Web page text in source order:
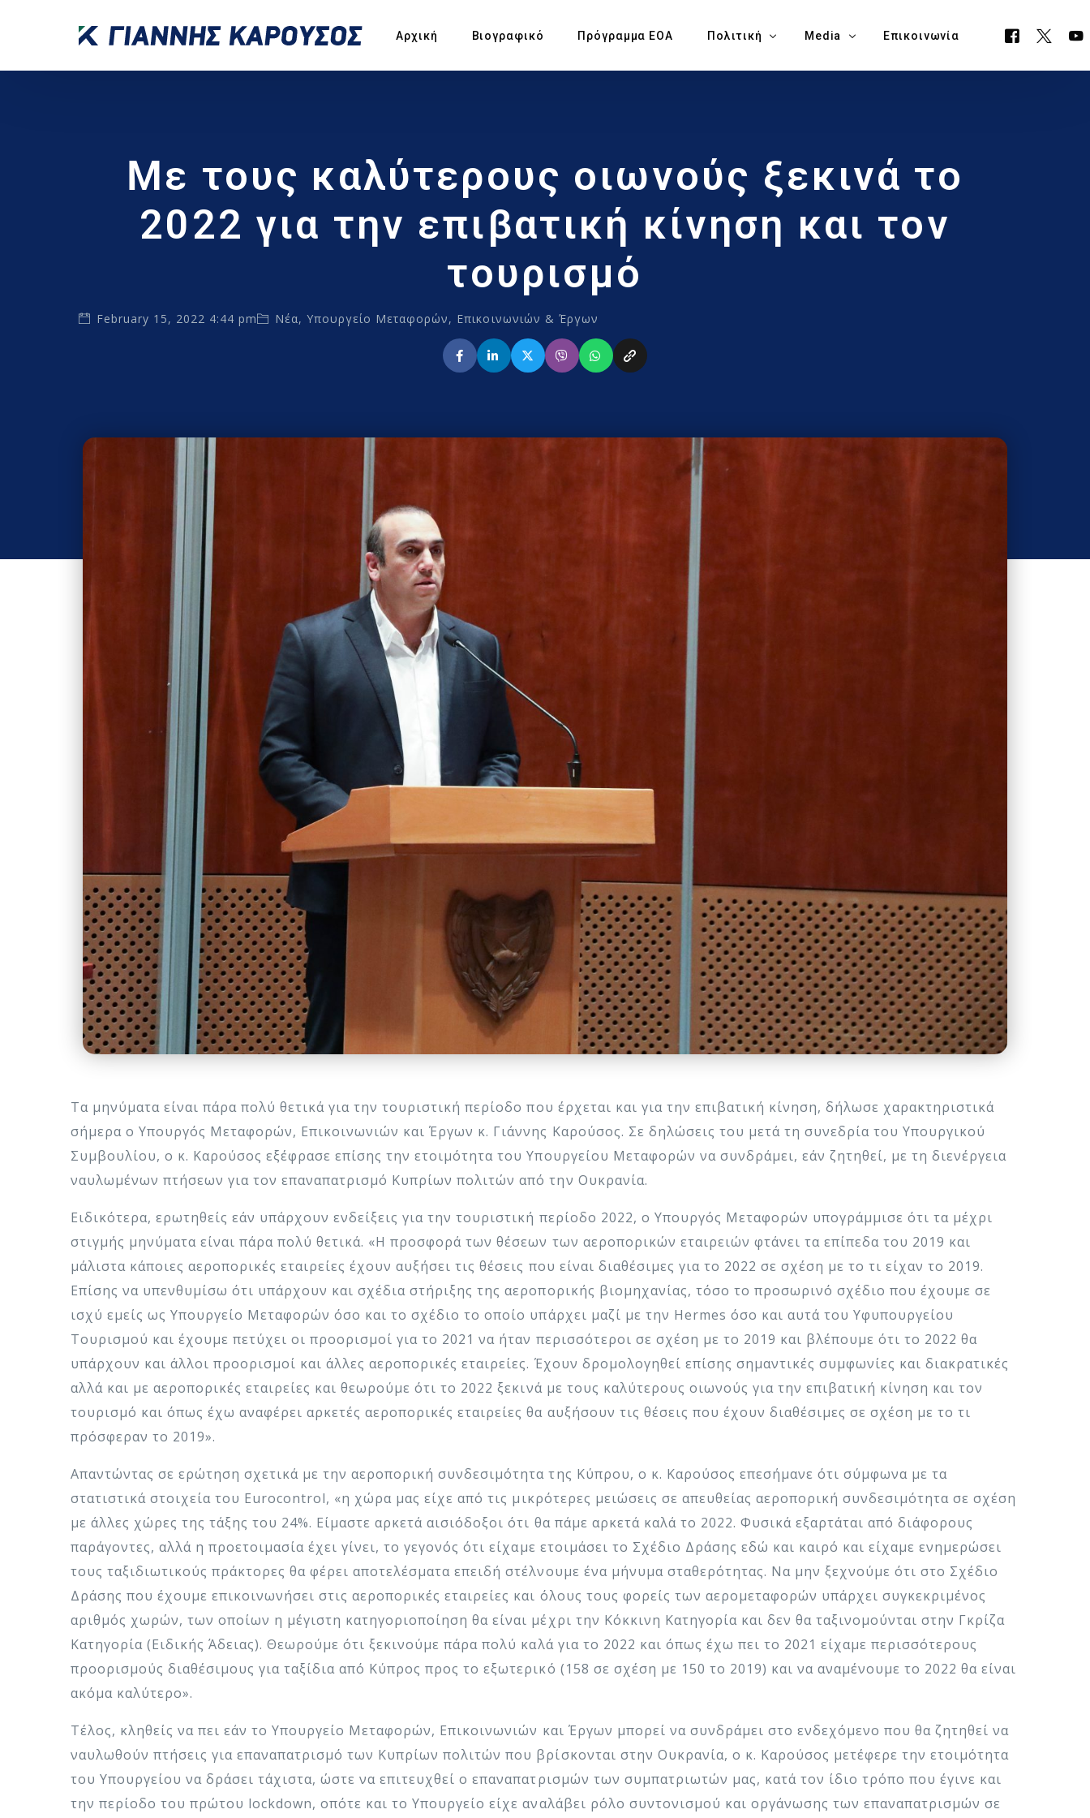
Αρχική Βιογραφικό Πρόγραμμα ΕΟΑ Πολιτική
Υπουργείο Μεταφορών, Επικοινωνιών & Έργων
Media Επικοινωνία
Με τους καλύτερους οιωνούς ξεκινά το
2022 για την επιβατική κίνηση και τον
τουρισμό
February 15, 2022 4:44 pm Νέα,Υπουργείο Μεταφορών, Επικοινωνιών & Έργων
Τα μηνύματα είναι πάρα πολύ θετικά για την τουριστική περίοδο που έρχεται και για την επιβατική κίνηση, δήλωσε χαρακτηριστικά
σήμερα ο Υπουργός Μεταφορών, Επικοινωνιών και Έργων κ. Γιάννης Καρούσος. Σε δηλώσεις του μετά τη συνεδρία του Υπουργικού
Συμβουλίου, ο κ. Καρούσος εξέφρασε επίσης την ετοιμότητα του Υπουργείου Μεταφορών να συνδράμει, εάν ζητηθεί, με τη διενέργεια
ναυλωμένων πτήσεων για τον επαναπατρισμό Κυπρίων πολιτών από την Ουκρανία.
Ειδικότερα, ερωτηθείς εάν υπάρχουν ενδείξεις για την τουριστική περίοδο 2022, ο Υπουργός Μεταφορών υπογράμμισε ότι τα μέχρι
στιγμής μηνύματα είναι πάρα πολύ θετικά. «Η προσφορά των θέσεων των αεροπορικών εταιρειών φτάνει τα επίπεδα του 2019 και
μάλιστα κάποιες αεροπορικές εταιρείες έχουν αυξήσει τις θέσεις που είναι διαθέσιμες για το 2022 σε σχέση με το τι είχαν το 2019.
Επίσης να υπενθυμίσω ότι υπάρχουν και σχέδια στήριξης της αεροπορικής βιομηχανίας, τόσο το προσωρινό σχέδιο που έχουμε σε
ισχύ εμείς ως Υπουργείο Μεταφορών όσο και το σχέδιο το οποίο υπάρχει μαζί με την Hermes όσο και αυτά του Υφυπουργείου
Τουρισμού και έχουμε πετύχει οι προορισμοί για το 2021 να ήταν περισσότεροι σε σχέση με το 2019 και βλέπουμε ότι το 2022 θα
υπάρχουν και άλλοι προορισμοί και άλλες αεροπορικές εταιρείες. Έχουν δρομολογηθεί επίσης σημαντικές συμφωνίες και διακρατικές
αλλά και με αεροπορικές εταιρείες και θεωρούμε ότι το 2022 ξεκινά με τους καλύτερους οιωνούς για την επιβατική κίνηση και τον
τουρισμό και όπως έχω αναφέρει αρκετές αεροπορικές εταιρείες θα αυξήσουν τις θέσεις που έχουν διαθέσιμες σε σχέση με το τι
πρόσφεραν το 2019».
Απαντώντας σε ερώτηση σχετικά με την αεροπορική συνδεσιμότητα της Κύπρου, ο κ. Καρούσος επεσήμανε ότι σύμφωνα με τα
στατιστικά στοιχεία του Eurocontrol, «η χώρα μας είχε από τις μικρότερες μειώσεις σε απευθείας αεροπορική συνδεσιμότητα σε σχέση
με άλλες χώρες της τάξης του 24%. Είμαστε αρκετά αισιόδοξοι ότι θα πάμε αρκετά καλά το 2022. Φυσικά εξαρτάται από διάφορους
παράγοντες, αλλά η προετοιμασία έχει γίνει, το γεγονός ότι είχαμε ετοιμάσει το Σχέδιο Δράσης εδώ και καιρό και είχαμε ενημερώσει
τους ταξιδιωτικούς πράκτορες θα φέρει αποτελέσματα επειδή στέλνουμε ένα μήνυμα σταθερότητας. Να μην ξεχνούμε ότι στο Σχέδιο
Δράσης που έχουμε επικοινωνήσει στις αεροπορικές εταιρείες και όλους τους φορείς των αερομεταφορών υπάρχει συγκεκριμένος
αριθμός χωρών, των οποίων η μέγιστη κατηγοριοποίηση θα είναι μέχρι την Κόκκινη Κατηγορία και δεν θα ταξινομούνται στην Γκρίζα
Κατηγορία (Ειδικής Άδειας). Θεωρούμε ότι ξεκινούμε πάρα πολύ καλά για το 2022 και όπως έχω πει το 2021 είχαμε περισσότερους
προορισμούς διαθέσιμους για ταξίδια από Κύπρος προς το εξωτερικό (158 σε σχέση με 150 το 2019) και να αναμένουμε το 2022 θα είναι
ακόμα καλύτερο».
Τέλος, κληθείς να πει εάν το Υπουργείο Μεταφορών, Επικοινωνιών και Έργων μπορεί να συνδράμει στο ενδεχόμενο που θα ζητηθεί να
ναυλωθούν πτήσεις για επαναπατρισμό των Κυπρίων πολιτών που βρίσκονται στην Ουκρανία, ο κ. Καρούσος μετέφερε την ετοιμότητα
του Υπουργείου να δράσει τάχιστα, ώστε να επιτευχθεί ο επαναπατρισμών των συμπατριωτών μας, κατά τον ίδιο τρόπο που έγινε και
την περίοδο του πρώτου lockdown, οπότε και το Υπουργείο είχε αναλάβει ρόλο συντονισμού και οργάνωσης των επαναπατρισμών σε